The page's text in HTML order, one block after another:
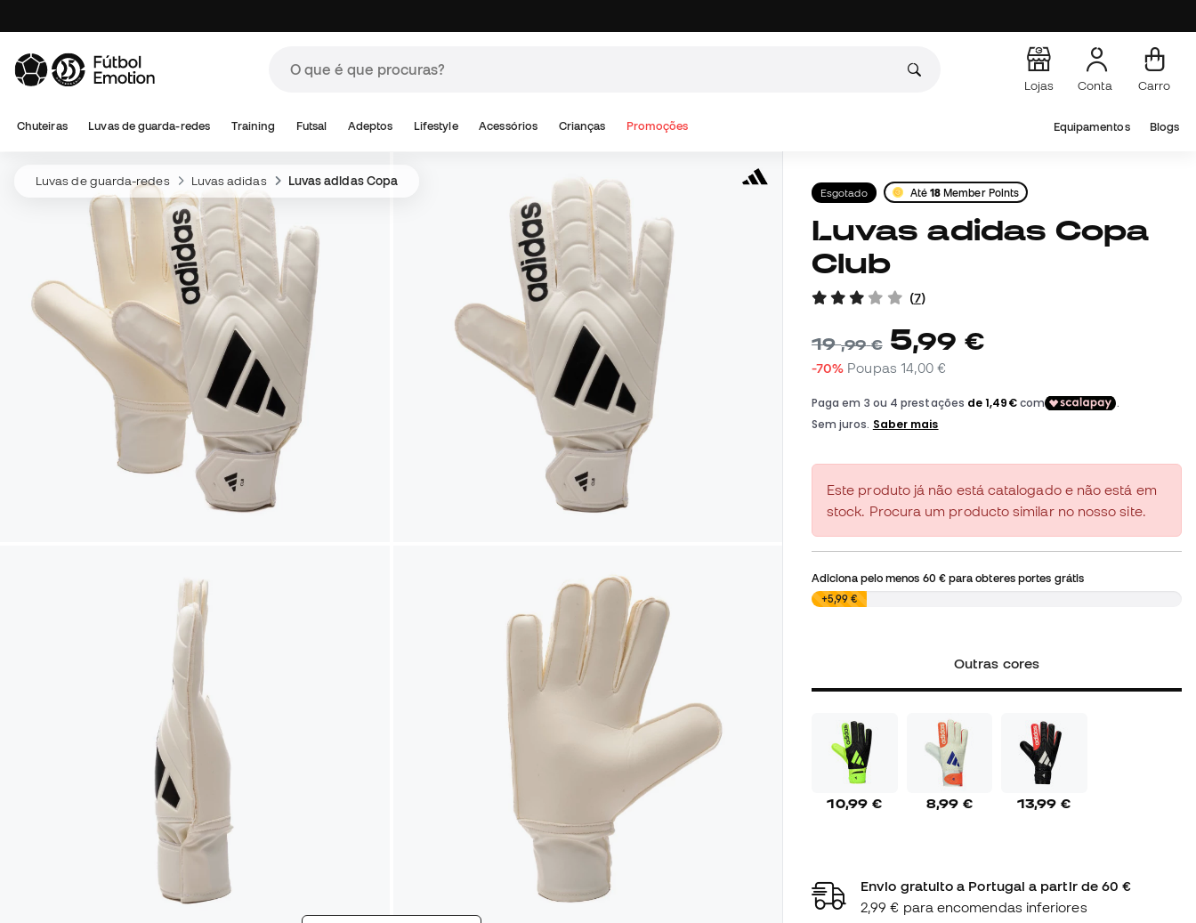
Lojas Conta Carro
Chuteiras Luvas de guarda-redes Training Futsal Adeptos Lifestyle Acessórios Crianças Promoções Equipamentos Blogs
Luvas de guarda-redes Luvas adidas Luvas adidas Copa
Esgotado Até 18 Member Points
Luvas adidas Copa
Club
(7)
19,99 € 5,99 €
-70% Poupas 14,00 €
Este produto já não está catalogado e não está em
stock. Procura um producto similar no nosso site.
Adiciona pelo menos 60 €para obteres portes grátis
0,00 €
+5,99 €
Outras cores
10,99 € 8,99 € 13,99 €
Envio gratuito a Portugal a partir de 60 €
2,99 € para encomendas inferiores